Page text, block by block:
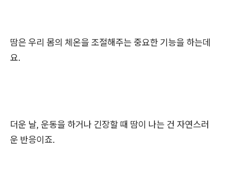
땀은 우리 몸의 체온을 조절해주는 중요한 기능을 하는데
요.
더운 날, 운동을 하거나 긴장할 때 땀이 나는 건 자연스러
운 반응이죠.